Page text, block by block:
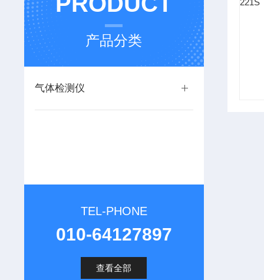
产品分类
气体检测仪
TEL-PHONE
010-64127897
查看全部